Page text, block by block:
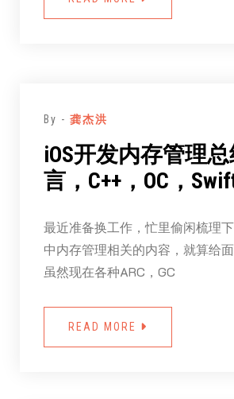
By - 龚杰洪
iOS开发内存管理
言，C++，OC，
最近准备换工作，忙里偷闲梳理
中内存管理相关的内容，就算给面
虽然现在各种ARC，GC
READ MORE